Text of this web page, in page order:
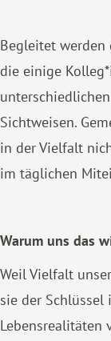
Begleitet werden
die einige
Sichtweisen.
in der Vielfalt
im täglichen
Warum uns das
Weil Vielfalt
sie der
Lebensrealitäten